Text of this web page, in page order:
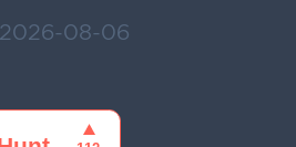
2026-08-06